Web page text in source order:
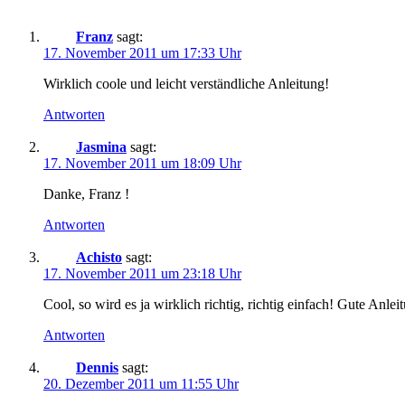
Franz sagt:
17. November 2011 um 17:33 Uhr
Wirklich coole und leicht verständliche Anleitung!
Antworten
Jasmina sagt:
17. November 2011 um 18:09 Uhr
Danke, Franz !
Antworten
Achisto sagt:
17. November 2011 um 23:18 Uhr
Cool, so wird es ja wirklich richtig, richtig einfach! Gute
Antworten
Dennis sagt:
20. Dezember 2011 um 11:55 Uhr